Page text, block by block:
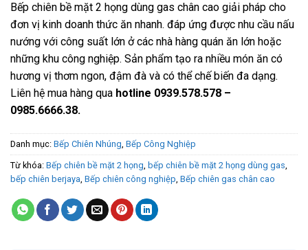
Bếp chiên bề mặt 2 họng dùng gas chân cao giải pháp cho
đơn vị kinh doanh thức ăn nhanh. đáp ứng được nhu cầu nấu
nướng với công suất lớn ở các nhà hàng quán ăn lớn hoặc
những khu công nghiệp. Sản phẩm tạo ra nhiều món ăn có
hương vị thơm ngon, đậm đà và có thể chế biến đa dạng.
Liên hệ mua hàng qua hotline 0939.578.578 –
0985.6666.38.
Danh mục: Bếp Chiên Nhúng, Bếp Công Nghiệp
Từ khóa: Bếp chiên bề mặt 2 họng, bếp chiên bề mặt 2 họng dùng gas,
bếp chiên berjaya, Bếp chiên công nghiệp, Bếp chiên gas chân cao